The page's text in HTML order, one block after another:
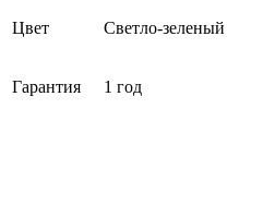
Цвет Светло-зеленый
Гарантия 1 год